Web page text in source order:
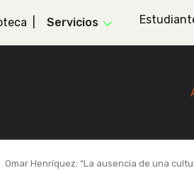
Servicios
Omar Henríquez: “La ausencia de una